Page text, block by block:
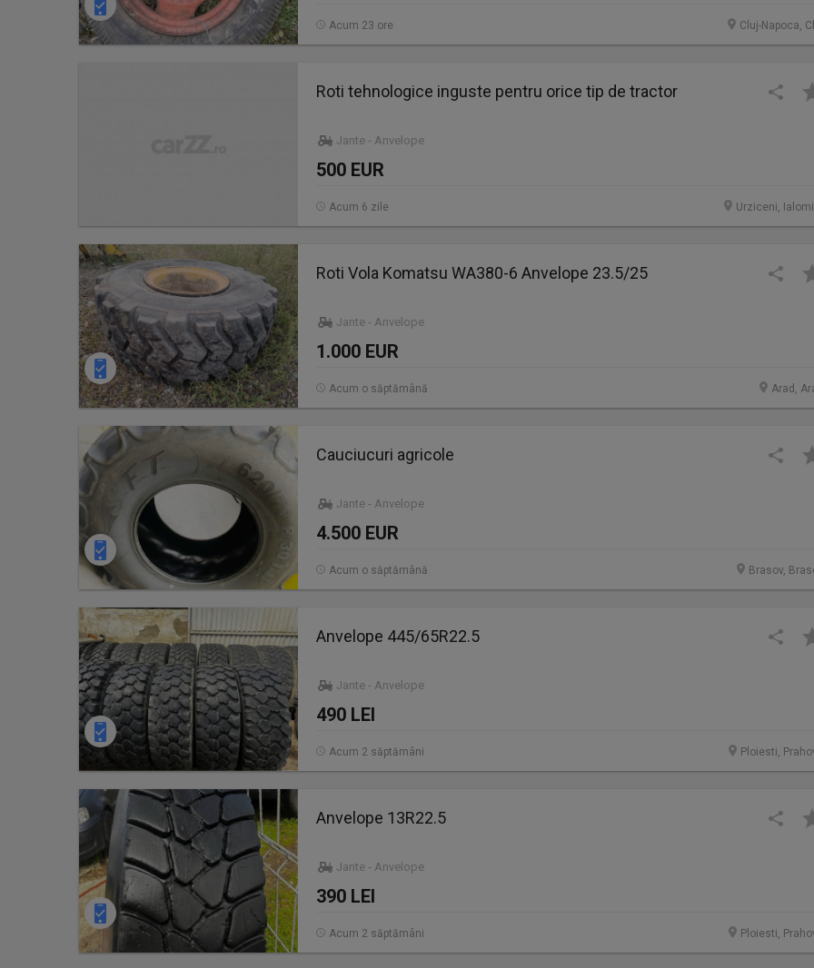
Cluj-Napoca,
Acum 23 ore
Roti tehnologice inguste pentru orice tip de tractor
Jante - Anvelope
500 EUR
Urziceni,
Acum 6 zile
Roti Vola Komatsu WA380-6 Anvelope 23.5/25
Jante - Anvelope
1.000 EUR
Arad,
Acum o săptămână
Cauciucuri agricole
Jante - Anvelope
4.500 EUR
Brasov,
Acum o săptămână
Anvelope 445/65R22.5
Jante - Anvelope
490 LEI
Ploiesti,
Acum 2 săptămâni
Anvelope 13R22.5
Jante - Anvelope
390 LEI
Ploiesti,
Acum 2 săptămâni